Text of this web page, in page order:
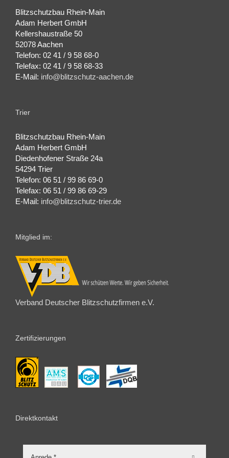
Blitzschutzbau Rhein-Main
Adam Herbert GmbH
Kellershaustraße 50
52078 Aachen
Telefon: 02 41 / 9 58 68-0
Telefax: 02 41 / 9 58 68-33
E-Mail: info@blitzschutz-aachen.de
Trier
Blitzschutzbau Rhein-Main
Adam Herbert GmbH
Diedenhofener Straße 24a
54294 Trier
Telefon: 06 51 / 99 86 69-0
Telefax: 06 51 / 99 86 69-29
E-Mail: info@blitzschutz-trier.de
Mitglied im:
Verband Deutscher Blitzschutzfirmen e.V.
Zertifizierungen
Direktkontakt